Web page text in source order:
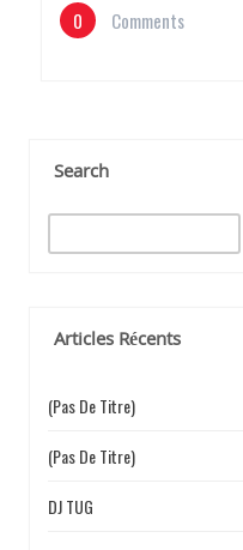
0 Comments
Search
e
e
Articles Récents
(pas De Titre)
(pas De Titre)
DJ TUG